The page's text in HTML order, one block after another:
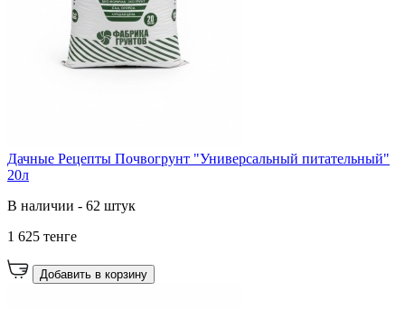
Дачные Рецепты Почвогрунт "Универсальный питательный"
20л
В наличии - 62 штук
1 625 тенге
Добавить в корзину